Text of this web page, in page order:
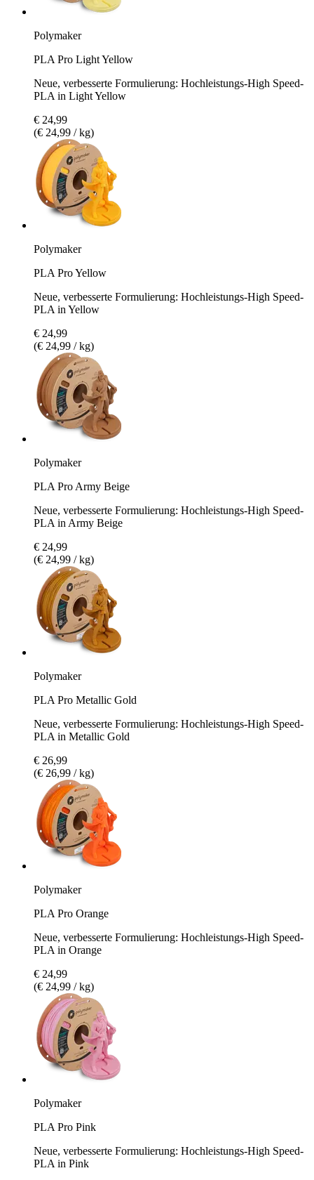
Polymaker
PLA Pro Light Yellow
Neue, verbesserte Formulierung: Hochleistungs-High Speed-
PLA in Light Yellow
€ 24,99
(€ 24,99 / kg)
Polymaker
PLA Pro Yellow
Neue, verbesserte Formulierung: Hochleistungs-High Speed-
PLA in Yellow
€ 24,99
(€ 24,99 / kg)
Polymaker
PLA Pro Army Beige
Neue, verbesserte Formulierung: Hochleistungs-High Speed-
PLA in Army Beige
€ 24,99
(€ 24,99 / kg)
Polymaker
PLA Pro Metallic Gold
Neue, verbesserte Formulierung: Hochleistungs-High Speed-
PLA in Metallic Gold
€ 26,99
(€ 26,99 / kg)
Polymaker
PLA Pro Orange
Neue, verbesserte Formulierung: Hochleistungs-High Speed-
PLA in Orange
€ 24,99
(€ 24,99 / kg)
Polymaker
PLA Pro Pink
Neue, verbesserte Formulierung: Hochleistungs-High Speed-
PLA in Pink